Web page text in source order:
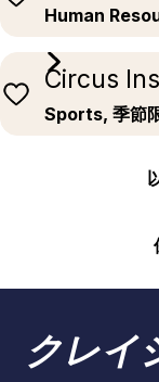
Human
Circus
Sports, 季節
クレイ